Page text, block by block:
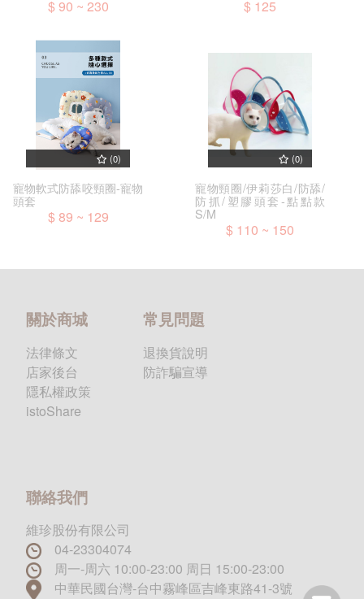
$ 90 ~ 230 $ 125
(0)
寵物軟式防舔咬頸圈-寵物
頭套
$ 89 ~ 129
(0)
寵物頸圈/伊莉莎白/防舔/
防抓/塑膠頭套-點點款
S/M
$ 110 ~ 150
關於商城
法律條文
店家後台
隱私權政策
istoShare
常見問題
退換貨說明
防詐騙宣導
聯絡我們
維珍股份有限公司
04-23304074
周一-周六 10:00-23:00 周日 15:00-23:00
中華民國台灣-台中霧峰區吉峰東路41-3號